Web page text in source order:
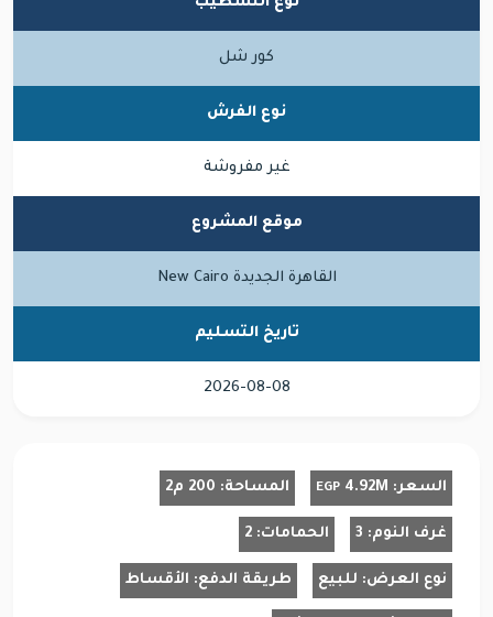
كور شل
نوع الفرش
غير مفروشة
موقع المشروع
القاهرة الجديدة New Cairo
تاريخ التسليم
2026-08-08
السعر: 4.92M
EGP المساحة: 200 م2
غرف النوم: 3 الحمامات: 2
نوع العرض: للبيع طريقة الدفع: الأقساط